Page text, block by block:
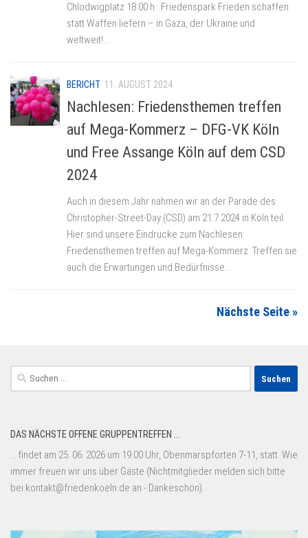
Chlodwigplatz 18:00 h · Friedenspark Frieden schaffen
statt Waffen liefern – in Gaza, der Ukraine und
weltweit!...
BERICHT 11. AUGUST 2024
Nachlesen: Friedensthemen treffen
auf Mega-Kommerz – DFG-VK Köln
und Free Assange Köln auf dem CSD
2024
Auch in diesem Jahr nahmen wir an der Parade des
Christopher-Street-Day (CSD) am 21.7.2024 in Köln teil.
Hier sind unsere Eindrücke zum Nachlesen:
Friedensthemen treffen auf Mega-Kommerz. Treffen sie
auch die Erwartungen und Bedürfnisse...
Nächste Seite »
Suchen
nach:
DAS NÄCHSTE OFFENE GRUPPENTREFFEN ...
... findet am 25. 06. 2026 um 19:00 Uhr, Obenmarspforten 7-11, statt. Wie
immer freuen wir uns über Gäste (Nichtmitglieder melden sich bitte
bei kontakt@friedenkoeln.de an - Dankeschön).